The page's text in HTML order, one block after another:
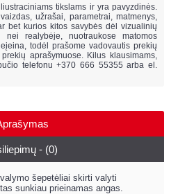
tikslams ir yra pavyzdinės.
užrašai, parametrai, matmenys,
bet kurios kitos savybės dėl vizualinių
nei realybėje, nuotraukose matomos
todėl prašome vadovautis prekių
aprašymuose. Kilus klausimams,
telefonu +370 666 55355 arba el.
- (0)
šepetėliai skirti valyti
sunkiau prieinamas angas.